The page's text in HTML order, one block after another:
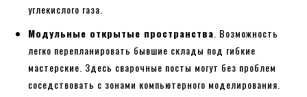
углекислого газа.
Модульные открытые пространства . Возможность
легко перепланировать бывшие склады под гибкие
мастерские. Здесь сварочные посты могут без проблем
соседствовать с зонами компьютерного моделирования.